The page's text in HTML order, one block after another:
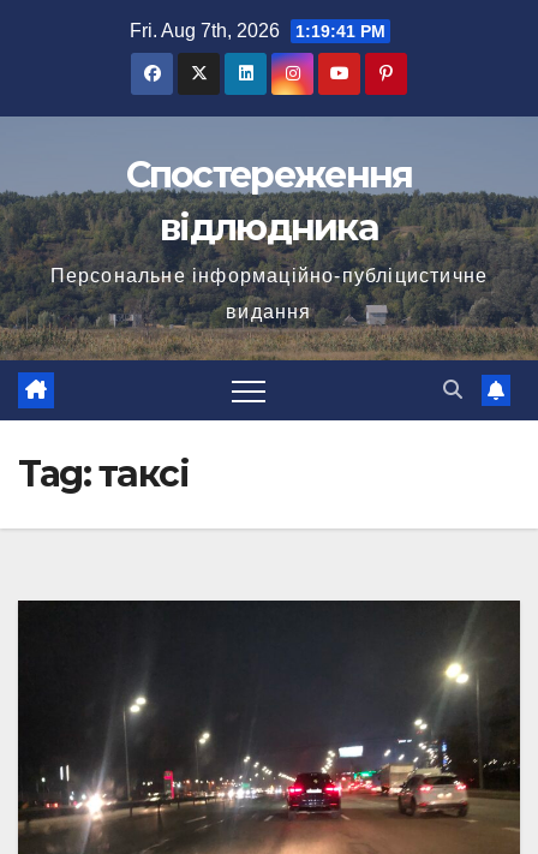
Fri. Aug 7th, 2026 1:19:42 PM
Спостереження
відлюдника
Персональне інформаційно-публіцистичне
видання
Tag:таксі